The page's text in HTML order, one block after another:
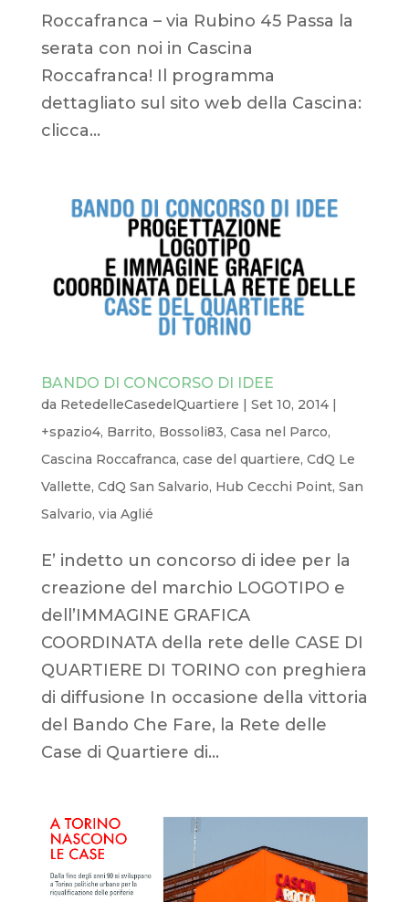
Roccafranca – via Rubino 45 Passa la
serata con noi in Cascina
Roccafranca! Il programma
dettagliato sul sito web della Cascina:
clicca...
BANDO DI CONCORSO DI IDEE
da RetedelleCasedelQuartiere | Set 10, 2014|
+spazio4, Barrito, Bossoli83, Casa nel Parco,
Cascina Roccafranca, case del quartiere, CdQ Le
Vallette, CdQ San Salvario, Hub Cecchi Point, San
Salvario, via Aglié
E’ indetto un concorso di idee per la
creazione del marchio LOGOTIPO e
dell’IMMAGINE GRAFICA
COORDINATA della rete delle CASE DI
QUARTIERE DI TORINO con preghiera
di diffusione In occasione della vittoria
del Bando Che Fare, la Rete delle
Case di Quartiere di...